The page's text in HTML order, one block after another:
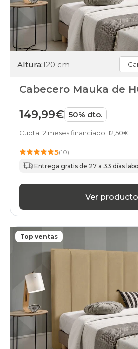
Altura:120 cm
Cabecero Mauka de
149,99€ 50% dto.
Cuota 12 meses financiado: 12,50€
5(10)
Entrega gratis de 27 a 33 días
Ver producto
Top ventas